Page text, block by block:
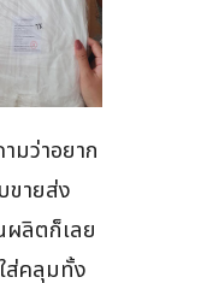
มว่าอยาก
ขายส่ง
ผลิตก็เลย
ส่คลุมทั้ง